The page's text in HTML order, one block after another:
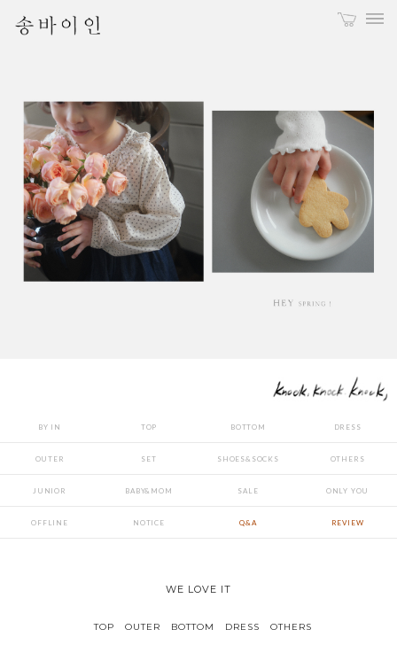
BY IN TOP BOTTOM DRESS
OUTER SET SHOES&SOCKS OTHERS
JUNIOR BABY&MOM SALE ONLY YOU
OFFLINE NOTICE Q&A REVIEW
WE LOVE IT
TOP OUTER BOTTOM DRESS OTHERS